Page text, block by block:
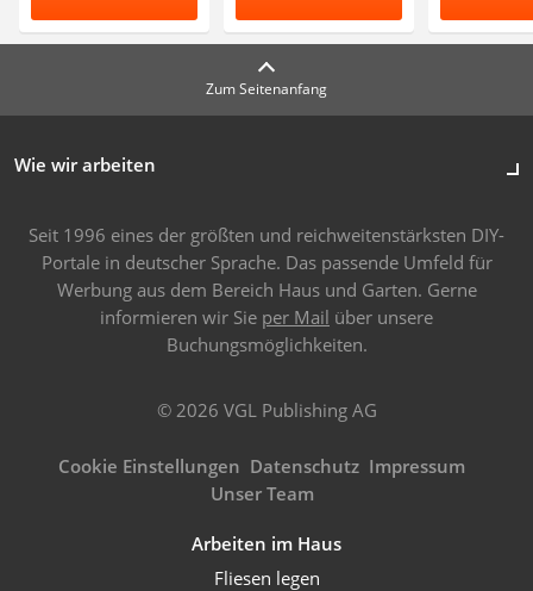
Zum Seitenanfang
Wie wir arbeiten
Seit 1996 eines der größten und reichweitenstärksten DIY-
Portale in deutscher Sprache. Das passende Umfeld für
Werbung aus dem Bereich Haus und Garten. Gerne
informieren wir Sie per Mail über unsere
Buchungsmöglichkeiten.
© 2026 VGL Publishing AG
Cookie Einstellungen Datenschutz Impressum
Unser Team
Arbeiten im Haus
Fliesen legen